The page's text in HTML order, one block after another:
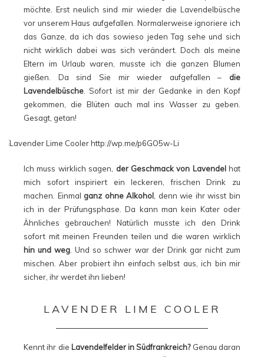
möchte. Erst neulich sind mir wieder die Lavendelbüsche
vor unserem Haus aufgefallen. Normalerweise ignoriere ich
das Ganze, da ich das sowieso jeden Tag sehe und sich
nicht wirklich dabei was sich verändert. Doch als meine
Eltern im Urlaub waren, musste ich die ganzen Blumen
gießen. Da sind Sie mir wieder aufgefallen – die
Lavendelbüsche . Sofort ist mir der Gedanke in den Kopf
gekommen, die Blüten auch mal ins Wasser zu geben.
Gesagt, getan!
Ich muss wirklich sagen, der Geschmack von Lavendelhat
mich sofort inspiriert ein leckeren, frischen Drink zu
machen. Einmal ganz ohne Alkohol , denn wie ihr wisst bin
ich in der Prüfungsphase. Da kann man kein Kater oder
Ähnliches gebrauchen! Natürlich musste ich den Drink
sofort mit meinen Freunden teilen und die waren wirklich
hin und weg . Und so schwer war der Drink gar nicht zum
mischen. Aber probiert ihn einfach selbst aus, ich bin mir
sicher, ihr werdet ihn lieben!
LAVENDER LIME COOLER
Kennt ihr die Lavendelfelder in Südfrankreich?Genau daran